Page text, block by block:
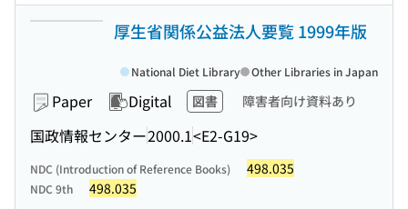
厚生省関係公益法人要覧 1999年版
Paper Digital 図書 障害者向け資料あり
国政情報センター2000.1<E2-G19>
National Diet Library Other Libraries in Japan
NDC (Introduction of Reference Books) 498.035
NDC 9th 498.035